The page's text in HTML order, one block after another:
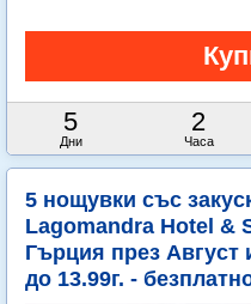
5
Дни
2
Часа
5 нощувки със
Lagomandra Hotel &
Гърция през
до 13.99г. -